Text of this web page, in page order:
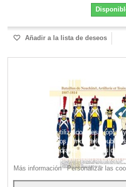
Añadir a la lista de deseos
Este sitio web utiliza cookies propias
nuestros servicios y mostrarle
preferencias mediante el análisis de
Para dar su consentimiento sobre su
Más información Personalizar las